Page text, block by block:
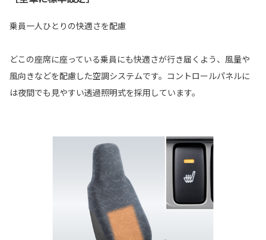
乗員一人ひとりの快適さを配慮
どこの座席に座っている乗員にも快適さが行き届くよう、風量や
風向きなどを配慮した空調システムです。コントロールパネルに
は夜間でも見やすい透過照明式を採用しています。